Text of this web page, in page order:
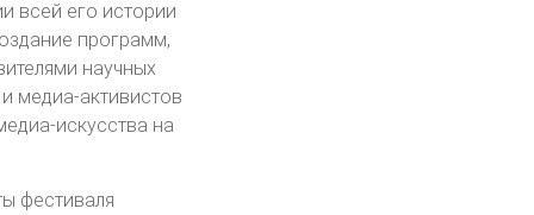
всей его истории
программ,
научных
медиа-активистов
искусства на
фестиваля